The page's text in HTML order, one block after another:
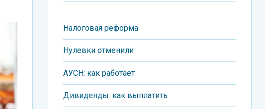
Налоговая реформа
Нулевки отменили
АУСН: как работает
Дивиденды: как выплатить